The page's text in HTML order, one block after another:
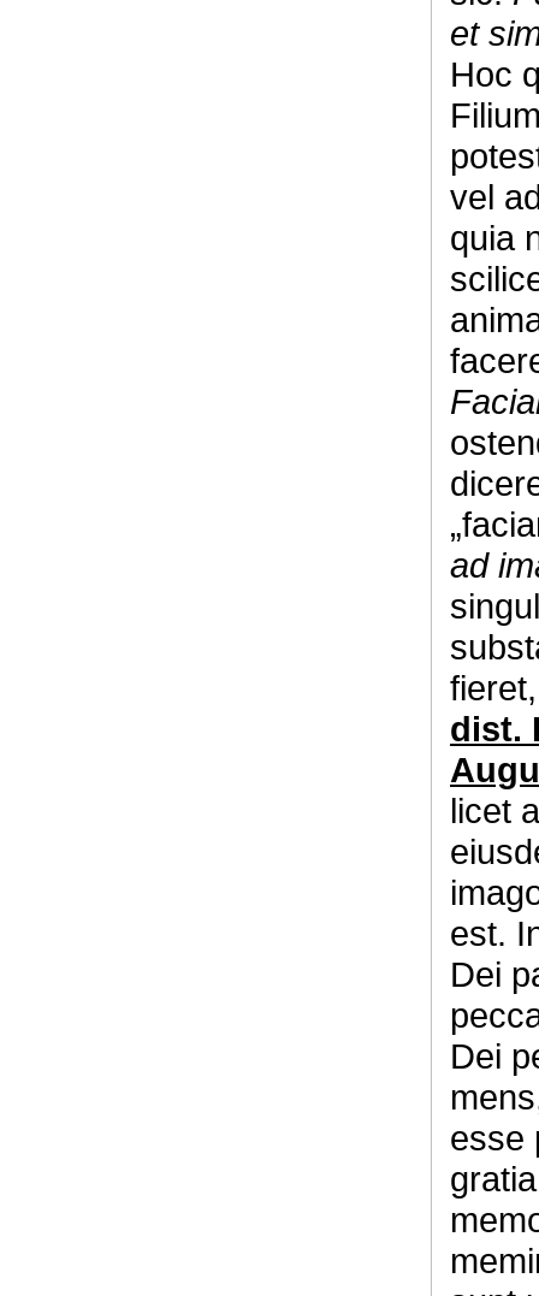
et
Hoc
vel
quia
ad
dist.
licet
est.
Dei
Dei
esse